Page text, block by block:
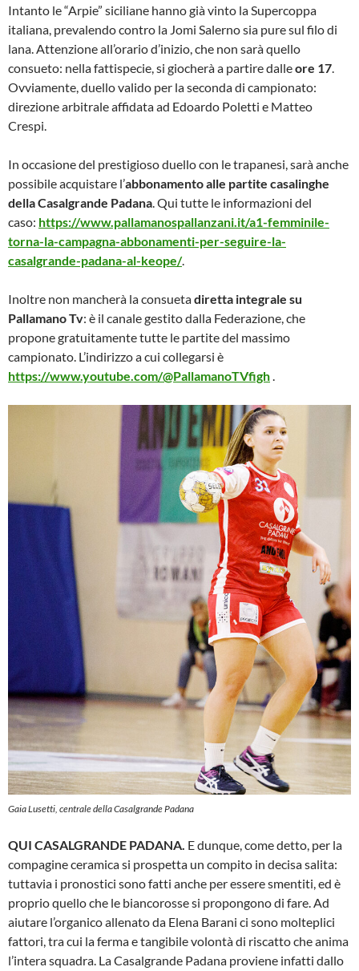
Intanto le “Arpie” siciliane hanno già vinto la Supercoppa
italiana, prevalendo contro la Jomi Salerno sia pure sul filo di
lana. Attenzione all’orario d’inizio, che non sarà quello
consueto: nella fattispecie, si giocherà a partire dalleore 17.
Ovviamente, duello valido per la seconda di campionato:
direzione arbitrale affidata ad Edoardo Poletti e Matteo
Crespi.
In occasione del prestigioso duello con le trapanesi, sarà anche
possibile acquistare l’abbonamento alle partite casalinghe
della Casalgrande Padana. Qui tutte le informazioni del
caso: https://www.pallamanospallanzani.it/a1-femminile-
torna-la-campagna-abbonamenti-per-seguire-la-
casalgrande-padana-al-keope/.
Inoltre non mancherà la consuetadiretta integrale su
Pallamano Tv: è il canale gestito dalla Federazione, che
propone gratuitamente tutte le partite del massimo
campionato. L’indirizzo a cui collegarsi è
https://www.youtube.com/@PallamanoTVfigh.
Gaia Lusetti, centrale della Casalgrande Padana
QUI CASALGRANDE PADANA. E dunque, come detto, per la
compagine ceramica si prospetta un compito in decisa salita:
tuttavia i pronostici sono fatti anche per essere smentiti, ed è
proprio quello che le biancorosse si propongono di fare. Ad
aiutare l’organico allenato da Elena Barani ci sono molteplici
fattori, tra cui la ferma e tangibile volontà di riscatto che anima
l’intera squadra. La Casalgrande Padana proviene infatti dallo